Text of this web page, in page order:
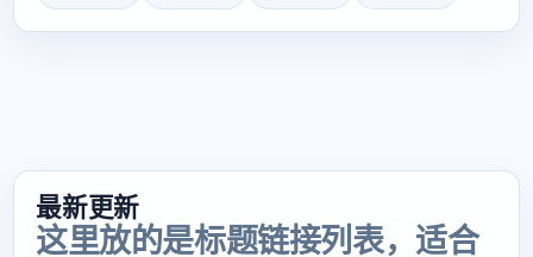
最新更新
这里放的是标题链接列表，适合